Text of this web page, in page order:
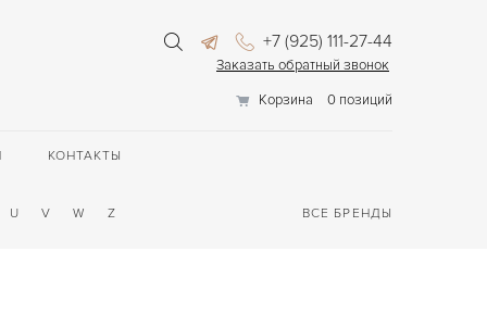
+7 (925) 111-27-44
Заказать обратный звонок
Корзина
0 позиций
КОНТАКТЫ
U V W Z ВСЕ БРЕНДЫ